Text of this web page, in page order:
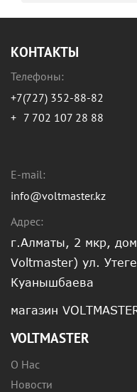
КОНТАКТЫ
Телефоны:
+7(727) 352-88-82
+ 7 702 107 28 88
E-mail:
info@voltmaster.kz
Адрес:
г.Алматы, 2 мкр,
Voltmaster) ул.
Куанышбаева
магазин
VOLTMASTER
О Нас
Новости